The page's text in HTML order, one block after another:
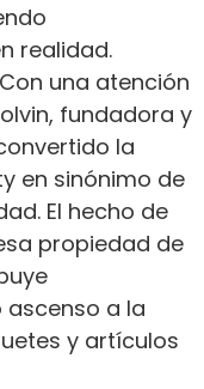
realidad.
una atención
fundadora y
la
en sinónimo de
El hecho de
propiedad de
a la
y artículos